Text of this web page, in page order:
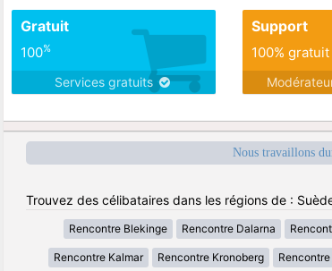
Gratuit
100%
Services gratuits
Support
100% gratuit
Nous travaillons
Trouvez des célibataires dans les régions de :
Rencontre Blekinge Rencontre Dalarna
Rencontre Kalmar Rencontre Kronoberg